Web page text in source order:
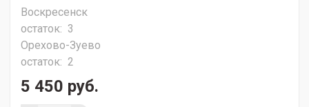
Воскресенск
остаток: 3
Орехово-Зуево
остаток: 2
5 450 руб.